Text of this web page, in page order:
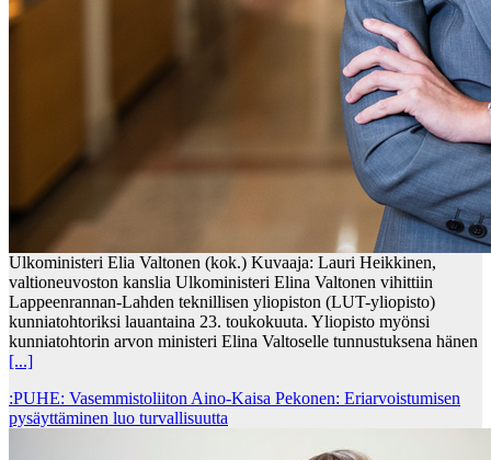
Ulkoministeri Elia Valtonen (kok.) Kuvaaja: Lauri Heikkinen,
valtioneuvoston kanslia Ulkoministeri Elina Valtonen vihittiin
Lappeenrannan-Lahden teknillisen yliopiston (LUT-yliopisto)
kunniatohtoriksi lauantaina 23. toukokuuta. Yliopisto myönsi
kunniatohtorin arvon ministeri Elina Valtoselle tunnustuksena hänen
[...]
:PUHE: Vasemmistoliiton Aino-Kaisa Pekonen: Eriarvoistumisen
pysäyttäminen luo turvallisuutta